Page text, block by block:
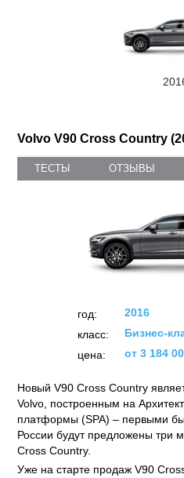
Volvo V90 Cross Country
ТЕСТЫ ОТЗЫВЫ
год:
2016
класс:
Бизнес-
цена:
от 3 184
Новый V90 Cross Country
Volvo, построенным на
платформы (SPA) – первыми
России будут предложены три
Cross Country.
Уже на старте продаж V90